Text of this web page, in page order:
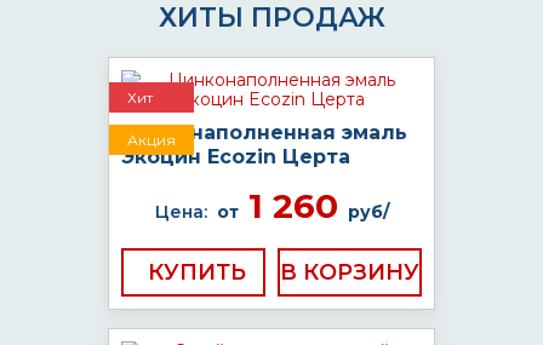
ХИТЫ ПРОДАЖ
Хит
Акция
Цинконаполненная эмаль
Экоцин Ecozin Церта
Цена: от1 260 руб/
КУПИТЬ